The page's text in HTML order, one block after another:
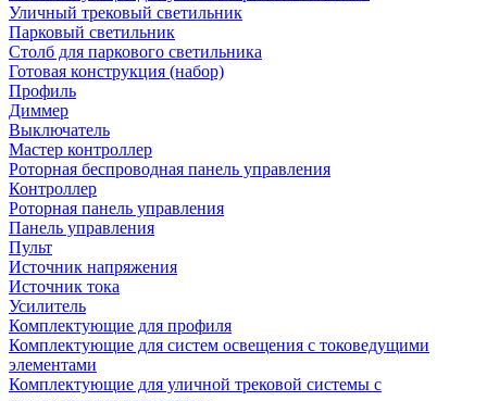
Уличный трековый светильник
Парковый светильник
Столб для паркового светильника
Готовая конструкция (набор)
Профиль
Диммер
Выключатель
Мастер контроллер
Роторная беспроводная панель управления
Контроллер
Роторная панель управления
Панель управления
Пульт
Источник напряжения
Источник тока
Усилитель
Комплектующие для профиля
Комплектующие для систем освещения с токоведущими
элементами
Комплектующие для уличной трековой системы с